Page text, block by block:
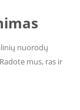
nuorodų
mus, ras ir